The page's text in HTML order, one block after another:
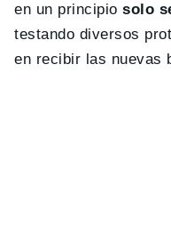
en un principiosolo
testando diversos
en recibir las nuevas